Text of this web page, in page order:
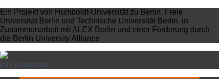
Ein Projekt von Humboldt-Universität zu Berlin, Freie
Universität Berlin und Technische Universität Berlin, in
Zusammenarbeit mit ALEX Berlin und einer Förderung durch
die Berlin University Alliance
im Livestream